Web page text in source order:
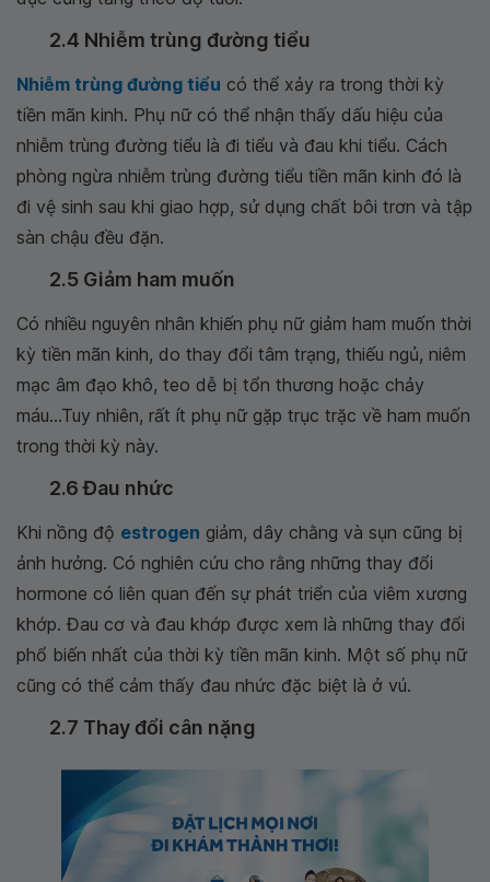
2.4 Nhiễm trùng đường tiểu
Nhiễm trùng đường tiểu có thể xảy ra trong thời kỳ
tiền mãn kinh. Phụ nữ có thể nhận thấy dấu hiệu của
nhiễm trùng đường tiểu là đi tiểu và đau khi tiểu. Cách
phòng ngừa nhiễm trùng đường tiểu tiền mãn kinh đó là
đi vệ sinh sau khi giao hợp, sử dụng chất bôi trơn và tập
sàn chậu đều đặn.
2.5 Giảm ham muốn
Có nhiều nguyên nhân khiến phụ nữ giảm ham muốn thời
kỳ tiền mãn kinh, do thay đổi tâm trạng, thiếu ngủ, niêm
mạc âm đạo khô, teo dễ bị tổn thương hoặc chảy
máu...Tuy nhiên, rất ít phụ nữ gặp trục trặc về ham muốn
trong thời kỳ này.
2.6 Đau nhức
Khi nồng độ estrogen giảm, dây chằng và sụn cũng bị
ảnh hưởng. Có nghiên cứu cho rằng những thay đổi
hormone có liên quan đến sự phát triển của viêm xương
khớp. Đau cơ và đau khớp được xem là những thay đổi
phổ biến nhất của thời kỳ tiền mãn kinh. Một số phụ nữ
cũng có thể cảm thấy đau nhức đặc biệt là ở vú.
2.7 Thay đổi cân nặng